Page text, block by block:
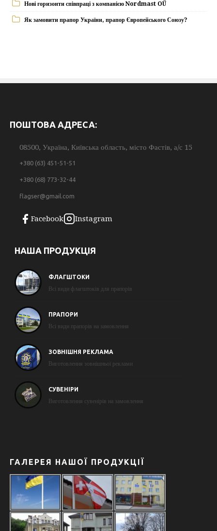
Нові горизонти співпраці з компанією Nordmast OÜ
Як замовити прапор України, прапор Європейського Союзу?
ПОШТОВА АДРЕСА:
08500, Україна, Київська область, місто Фастів, а/с 15
+380 (63) 451-51-51
+380 (68) 773-32-44
flagser@gmail.com
Facebook Instagram
НАША ПРОДУКЦІЯ
ФЛАГШТОКИ
Всі види флагштоків для прапорів
ПРАПОРИ
Всі види прапорів на замовлення
ЗОВНІШНЯ РЕКЛАМА
Виготовлення зовнішньої реклами
СУВЕНІРИ
Виготовлення сувенірів на замовлення
ГАЛЕРЕЯ НАШОЇ ПРОДУКЦІЇ